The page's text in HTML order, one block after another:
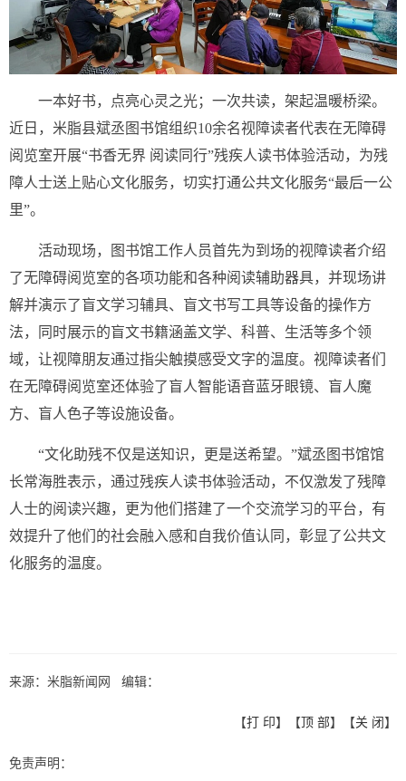
一本好书，点亮心灵之光；一次共读，架起温暖桥梁。
近日，米脂县斌丞图书馆组织10余名视障读者代表在无障碍
阅览室开展“书香无界 阅读同行”残疾人读书体验活动，为残
障人士送上贴心文化服务，切实打通公共文化服务“最后一公
里”。
活动现场，图书馆工作人员首先为到场的视障读者介绍
了无障碍阅览室的各项功能和各种阅读辅助器具，并现场讲
解并演示了盲文学习辅具、盲文书写工具等设备的操作方
法，同时展示的盲文书籍涵盖文学、科普、生活等多个领
域，让视障朋友通过指尖触摸感受文字的温度。视障读者们
在无障碍阅览室还体验了盲人智能语音蓝牙眼镜、盲人魔
方、盲人色子等设施设备。
“文化助残不仅是送知识，更是送希望。”斌丞图书馆馆
长常海胜表示，通过残疾人读书体验活动，不仅激发了残障
人士的阅读兴趣，更为他们搭建了一个交流学习的平台，有
效提升了他们的社会融入感和自我价值认同，彰显了公共文
化服务的温度。
来源：米脂新闻网 编辑：
【打 印】【顶 部】【关 闭】
免责声明：